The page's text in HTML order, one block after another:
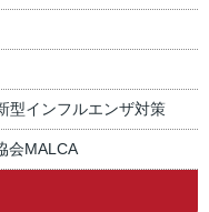
型インフルエンザ対策
会MALCA